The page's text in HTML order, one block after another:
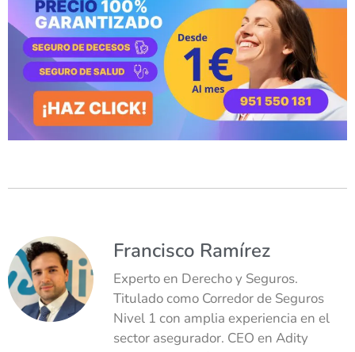
Francisco Ramírez
Experto en Derecho y Seguros.
Titulado como Corredor de Seguros
Nivel 1 con amplia experiencia en el
sector asegurador. CEO en Adity